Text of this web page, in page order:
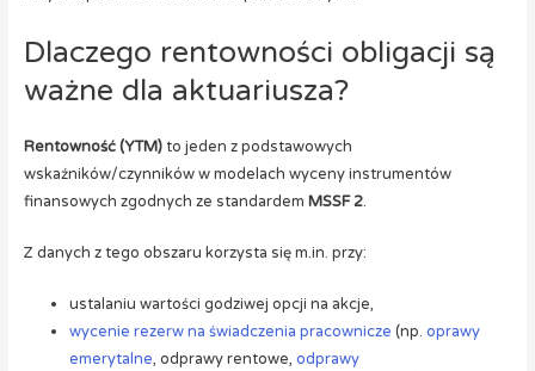
Dlaczego rentowności obligacji są
ważne dla aktuariusza?
Rentowność (YTM)to jeden z podstawowych
wskaźników/czynników w modelach wyceny instrumentów
finansowych zgodnych ze standardem MSSF 2.
Z danych z tego obszaru korzysta się m.in. przy:
ustalaniu wartości godziwej opcji na akcje,
wycenie rezerw na świadczenia pracownicze (np. oprawy
emerytalne, odprawy rentowe, odprawy